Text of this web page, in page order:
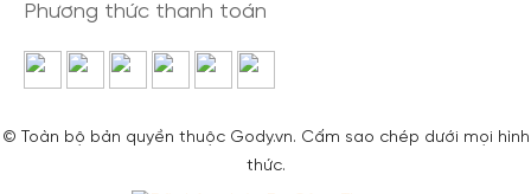
Phương thức thanh toán
© Toàn bộ bản quyền thuộc Gody.vn. Cấm sao chép dưới mọi hình
thức.